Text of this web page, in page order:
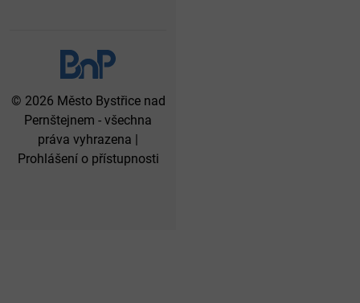
© 2026 Město Bystřice nad
Pernštejnem - všechna
práva vyhrazena |
Prohlášení o přístupnosti